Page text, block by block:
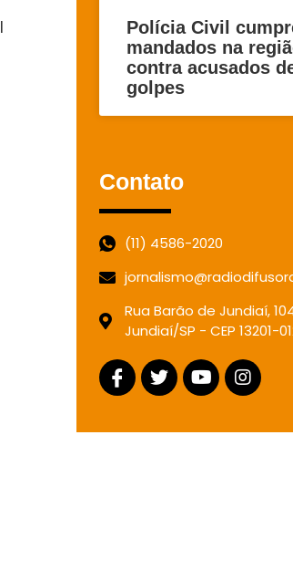
Polícia Civil
mandados na
contra acusados
golpes
Contato
(11) 4586-2020
Rua Barão de Jundiaí,
Jundiaí/SP - CEP 13201-